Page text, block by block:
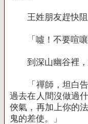
王姓朋友趕快阻
「噓！不要喧嚷
到深山幽谷裡，
「禪師，坦白告
過去在人間沒做過
俠氣，再加上你的
鬼的差使。」